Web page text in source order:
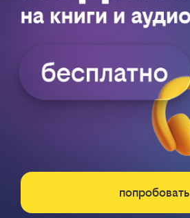
попробовать